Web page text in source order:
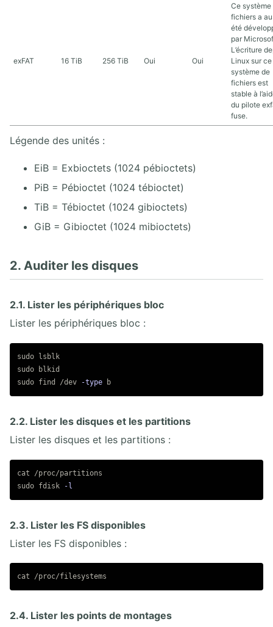
exFAT 16 TiB 256 TiB Oui Oui
Ce système
fichiers a
été
par
L’écriture
Linux sur ce
système de
fichiers est
stable à
du pilote
fuse.
Légende des unités :
EiB = Exbioctets (1024 pébioctets)
PiB = Pébioctet (1024 tébioctet)
TiB = Tébioctet (1024 gibioctets)
GiB = Gibioctet (1024 mibioctets)
2. Auditer les disques
2.1. Lister les périphériques bloc
Lister les périphériques bloc :
sudo
sudo
sudo find /dev -type
2.2. Lister les disques et les partitions
Lister les disques et les partitions :
cat
sudo fdisk -l
2.3. Lister les FS disponibles
Lister les FS disponibles :
cat
2.4. Lister les points de montages